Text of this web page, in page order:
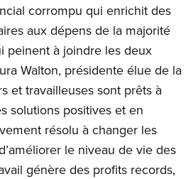
corrompu qui enrichit des
aux dépens de la majorité
peinent à joindre les deux
Walton, présidente élue de la
et travailleuses sont prêts à
solutions positives et en
résolu à changer les
le niveau de vie des
génère des profits records,